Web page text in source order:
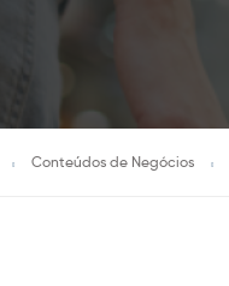
Conteúdos de Negócios